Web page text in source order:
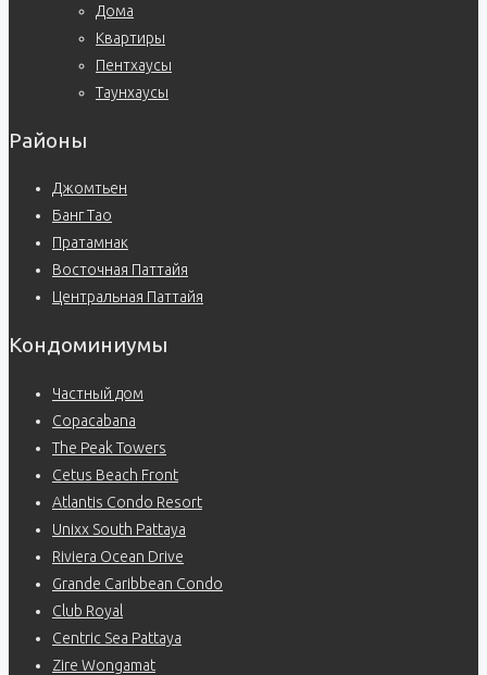
Дома
Квартиры
Пентхаусы
Таунхаусы
Районы
Джомтьен
Банг Тао
Пратамнак
Восточная Паттайя
Центральная Паттайя
Кондоминиумы
Частный дом
Copacabana
The Peak Towers
Cetus Beach Front
Atlantis Condo Resort
Unixx South Pattaya
Riviera Ocean Drive
Grande Caribbean Condo
Club Royal
Centric Sea Pattaya
Zire Wongamat